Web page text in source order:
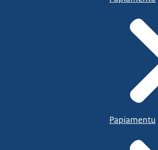
Papiamentu